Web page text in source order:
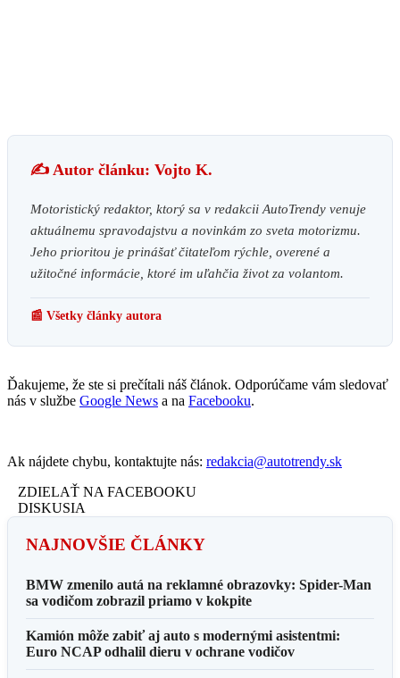
✍️ Autor článku: Vojto K.
Motoristický redaktor, ktorý sa v redakcii AutoTrendy venuje
aktuálnemu spravodajstvu a novinkám zo sveta motorizmu.
Jeho prioritou je prinášať čitateľom rýchle, overené a
užitočné informácie, ktoré im uľahčia život za volantom.
📰 Všetky články autora
Ďakujeme, že ste si prečítali náš článok. Odporúčame vám sledovať
nás v službe Google News a na Facebooku.
Ak nájdete chybu, kontaktujte nás: redakcia@autotrendy.sk
ZDIELAŤ NA FACEBOOKU
DISKUSIA
NAJNOVŠIE ČLÁNKY
BMW zmenilo autá na reklamné obrazovky: Spider-Man
sa vodičom zobrazil priamo v kokpite
Kamión môže zabiť aj auto s modernými asistentmi:
Euro NCAP odhalil dieru v ochrane vodičov